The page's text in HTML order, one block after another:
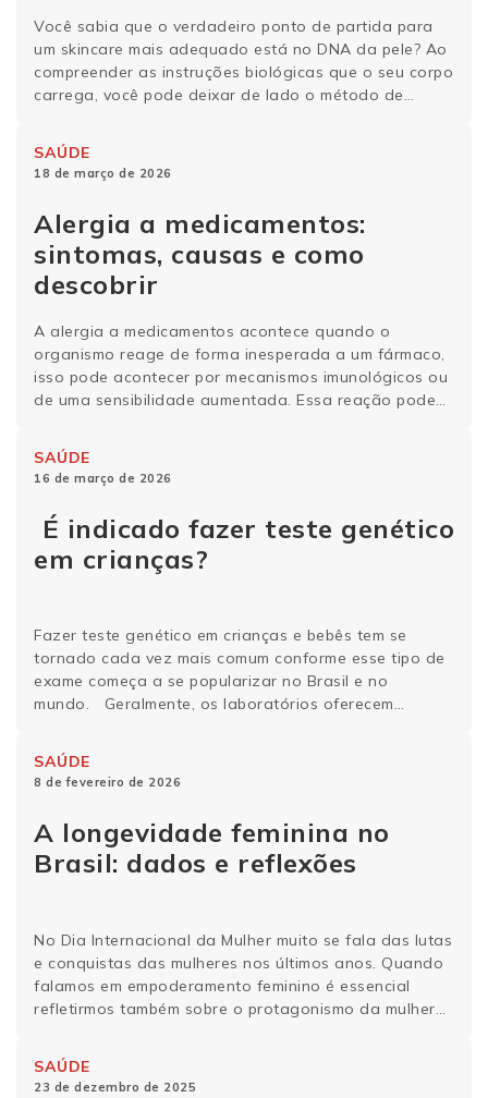
Você sabia que o verdadeiro ponto de partida para
um skincare mais adequado está no DNA da pele? Ao
compreender as instruções biológicas que o seu corpo
carrega, você pode deixar de lado o método de
de estratégia de autocuidado que respeita as suas
características. O que é skincare baseado no DNA da
pele? O skincare baseado …
SAÚDE
18 de março de 2026
Alergia a medicamentos:
sintomas, causas e como
descobrir
A alergia a medicamentos acontece quando o
organismo reage de forma inesperada a um fármaco,
isso pode acontecer por mecanismos imunológicos ou
de uma sensibilidade aumentada. Essa reação pode
entender essa condição. De acordo com a
Associação Brasileira de Alergia e Imunopatologia
(Asbai), cerca de 12% da …
SAÚDE
16 de março de 2026
É indicado fazer teste genético
em crianças?
Fazer teste genético em crianças e bebês tem se
tornado cada vez mais comum conforme esse tipo de
exame começa a se popularizar no Brasil e no
mundo. Geralmente, os laboratórios oferecem
saliva ou sangue e podem fazer até painéis genéticos
complexos em busca de alterações importantes.
SAÚDE
8 de fevereiro de 2026
A longevidade feminina no
Brasil: dados e reflexões
No Dia Internacional da Mulher muito se fala das lutas
e conquistas das mulheres nos últimos anos. Quando
falamos em empoderamento feminino é essencial
refletirmos também sobre o protagonismo da mulher
fundamentais para uma vida longa e plena. Aliás, será
que aquela máxima “as mulheres vivem …
SAÚDE
23 de dezembro de 2025